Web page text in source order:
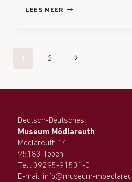
LEES MEER
2
Deutsch-Deutsches
Museum Mödlareuth
Mödlareuth 14
95183 Töpen
Tel.: 09295-91501-0
E-mail: info@museum-